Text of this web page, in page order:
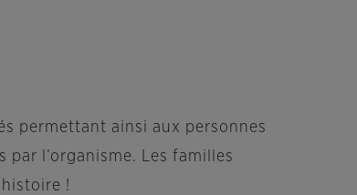
permettant ainsi aux personnes
l’organisme. Les familles
!